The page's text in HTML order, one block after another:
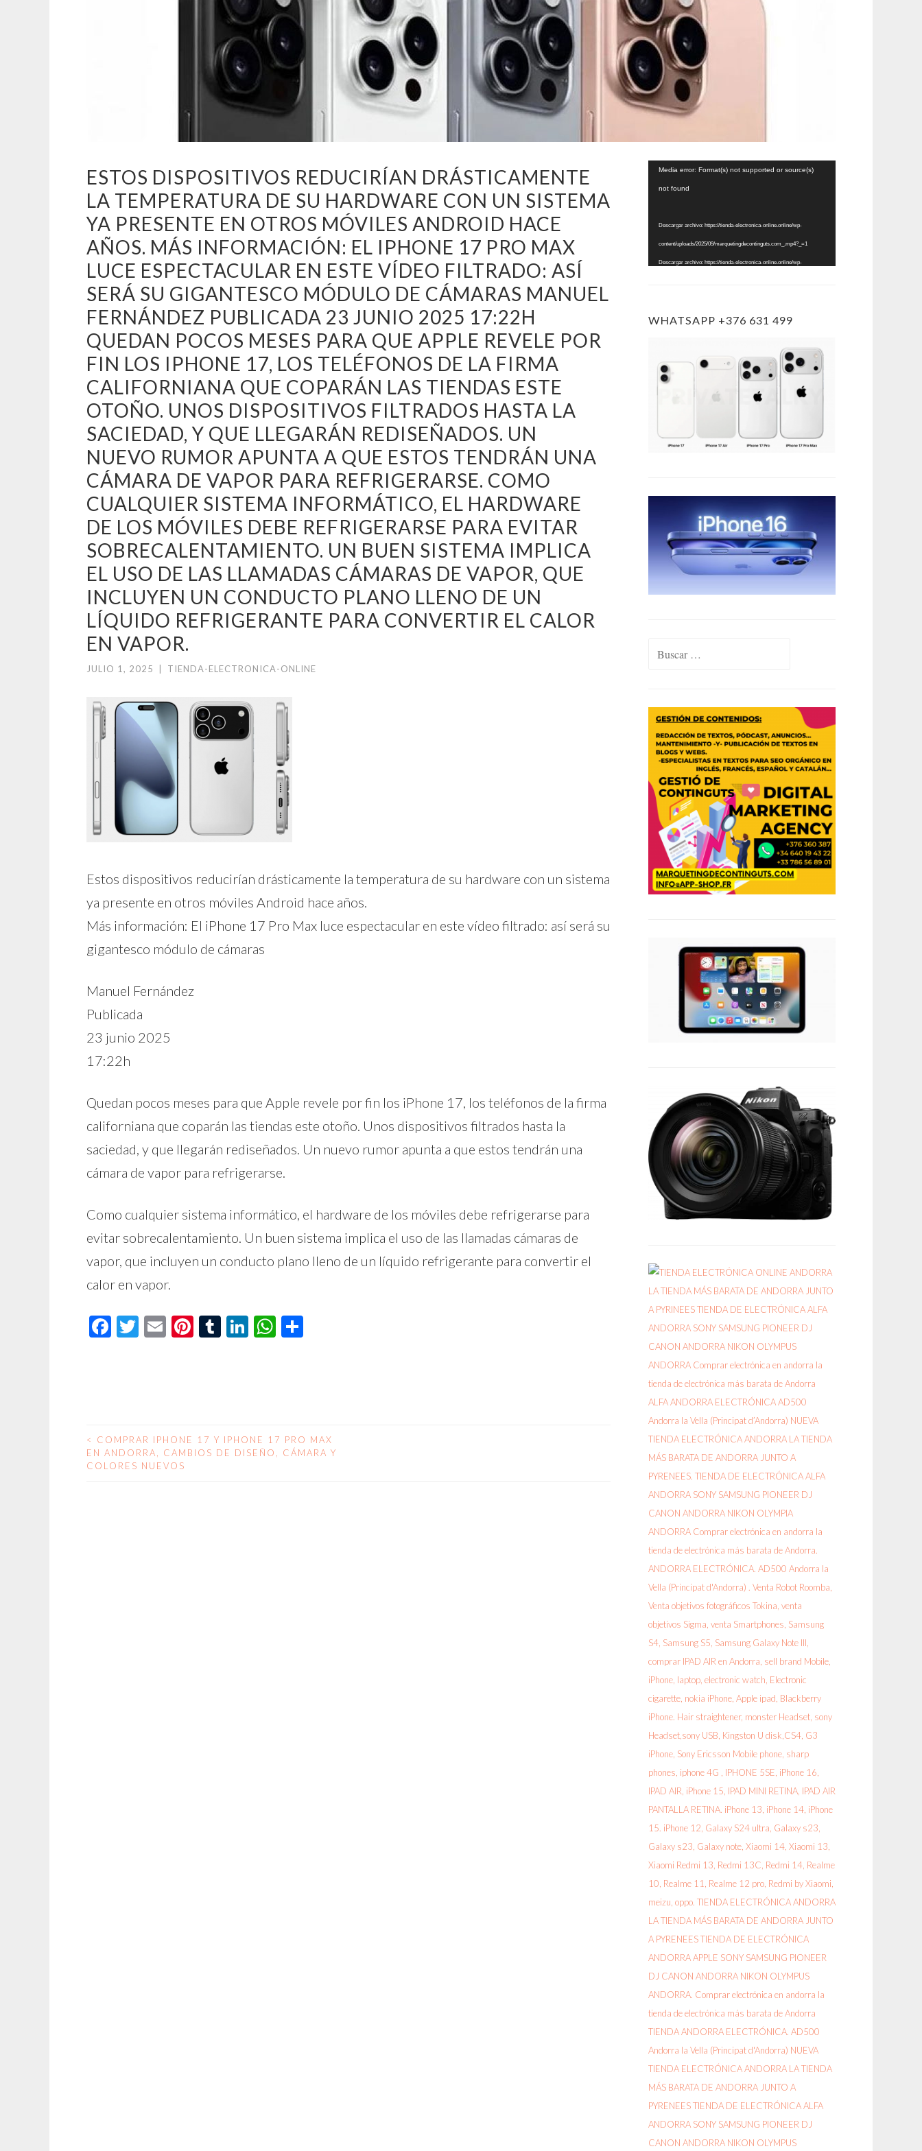
ESTOS DISPOSITIVOS REDUCIRÍAN DRÁSTICAMENTE
LA TEMPERATURA DE SU HARDWARE CON UN SISTEMA
YA PRESENTE EN OTROS MÓVILES ANDROID HACE
AÑOS. MÁS INFORMACIÓN: EL IPHONE 17 PRO MAX
LUCE ESPECTACULAR EN ESTE VÍDEO FILTRADO: ASÍ
SERÁ SU GIGANTESCO MÓDULO DE CÁMARAS MANUEL
FERNÁNDEZ PUBLICADA 23 JUNIO 2025 17:22H
QUEDAN POCOS MESES PARA QUE APPLE REVELE POR
FIN LOS IPHONE 17, LOS TELÉFONOS DE LA FIRMA
CALIFORNIANA QUE COPARÁN LAS TIENDAS ESTE
OTOÑO. UNOS DISPOSITIVOS FILTRADOS HASTA LA
SACIEDAD, Y QUE LLEGARÁN REDISEÑADOS. UN
NUEVO RUMOR APUNTA A QUE ESTOS TENDRÁN UNA
CÁMARA DE VAPOR PARA REFRIGERARSE. COMO
CUALQUIER SISTEMA INFORMÁTICO, EL HARDWARE
DE LOS MÓVILES DEBE REFRIGERARSE PARA EVITAR
SOBRECALENTAMIENTO. UN BUEN SISTEMA IMPLICA
EL USO DE LAS LLAMADAS CÁMARAS DE VAPOR, QUE
INCLUYEN UN CONDUCTO PLANO LLENO DE UN
LÍQUIDO REFRIGERANTE PARA CONVERTIR EL CALOR
EN VAPOR.
JULIO 1, 2025 TIENDA-ELECTRONICA-ONLINE
Estos dispositivos reducirían drásticamente la temperatura de su hardware con un sistema
ya presente en otros móviles Android hace años.
Más información: El iPhone 17 Pro Max luce espectacular en este vídeo filtrado: así será su
gigantesco módulo de cámaras
Manuel Fernández
Publicada
23 junio 2025
17:22h
Quedan pocos meses para que Apple revele por fin los iPhone 17, los teléfonos de la firma
californiana que coparán las tiendas este otoño. Unos dispositivos filtrados hasta la
saciedad, y que llegarán rediseñados. Un nuevo rumor apunta a que estos tendrán una
cámara de vapor para refrigerarse.
Como cualquier sistema informático, el hardware de los móviles debe refrigerarse para
evitar sobrecalentamiento. Un buen sistema implica el uso de las llamadas cámaras de
vapor, que incluyen un conducto plano lleno de un líquido refrigerante para convertir el
calor en vapor.
Facebook
Twitter
EmailPinterest
Tumblr
LinkedIn
WhatsApp
NAVEGACIÓN
<
COMPRAR IPHONE 17 Y IPHONE 17 PRO MAX
EN ANDORRA, CAMBIOS DE DISEÑO, CÁMARA Y
COLORES NUEVOS
Reproductor
Media error: Format(s) not supported or source(s)
not found
Descargar archivo: https://tienda-electronica-online.online/wp-
content/uploads/2025/09/marquetingdecontinguts.com_.mp4?_=1
Descargar archivo: https://tienda-electronica-online.online/wp-
WHATSAPP +376 631 499